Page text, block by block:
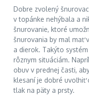
Dobre zvolený
v topánke nehýbala a
šnurovanie, ktoré
šnurovania by mal mať
a dierok. Takýto
rôznym situáciám.
obuv v prednej časti,
klesaní je dobré uvoľniť
tlak na päty a prsty.